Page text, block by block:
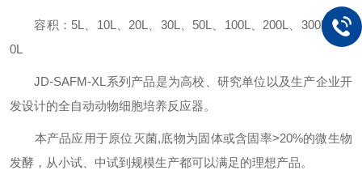
容积：5L、10L、20L、30L、50L、100L、200L、300L、50
0L
JD-SAFM-XL系列产品是为高校、研究单位以及生产企业开
发设计的全自动动物细胞培养反应器。
本产品应用于原位灭菌,底物为固体或含固率>20%的微生物
发酵，从小试、中试到规模生产都可以满足的理想产品。